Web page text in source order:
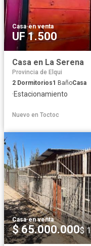
Casa·en venta
UF 1.500
Casa en La Serena
Provincia de Elqui
2 Dormitorios1 BañoCasa
·Estacionamiento
Nuevo en Toctoc
Casa·en venta
$ 65.000.000$